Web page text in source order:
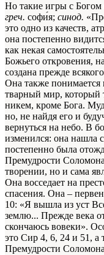
Но такие игры с Богом
греч. софи́я; синод.
это одно из качеств,
она постепенно
как некая
Божьего откровения,
создана прежде
Она также
тварный мир, который
никем, кроме Бога.
но, не найдя его и
вернуться на небо. В
изменился: она нашла
постепенно была
Премудрости Соломона
творении, но и сама
Она восседает на
спасения. Она –
10: «Я вышла из уст
землю... Прежде века
скончаюсь вовеки».
это Сир 4, 6, 24 и 51,
Премудрости